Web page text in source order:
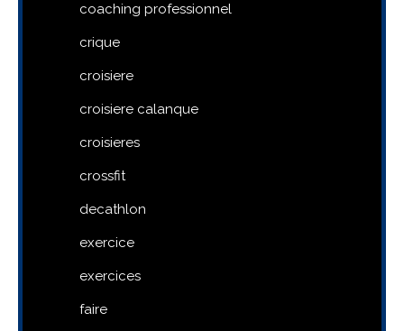
coaching professionnel
crique
croisiere
croisiere calanque
croisieres
crossfit
decathlon
exercice
exercices
faire